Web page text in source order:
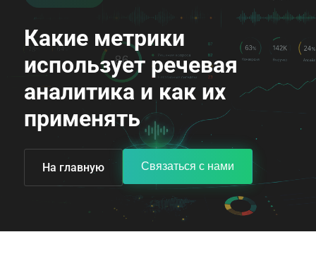
Какие метрики
использует речевая
аналитика и как их
применять
На главную Связаться с нами